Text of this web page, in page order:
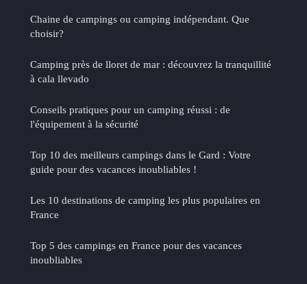
Chaine de campings ou camping indépendant. Que
choisir?
Camping près de lloret de mar : découvrez la tranquillité
à cala llevado
Conseils pratiques pour un camping réussi : de
l'équipement à la sécurité
Top 10 des meilleurs campings dans le Gard : Votre
guide pour des vacances inoubliables !
Les 10 destinations de camping les plus populaires en
France
Top 5 des campings en France pour des vacances
inoubliables